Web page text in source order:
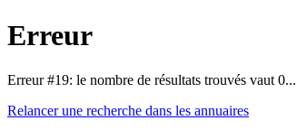
Erreur
Erreur #19: le nombre de résultats trouvés vaut 0...
Relancer une recherche dans les annuaires